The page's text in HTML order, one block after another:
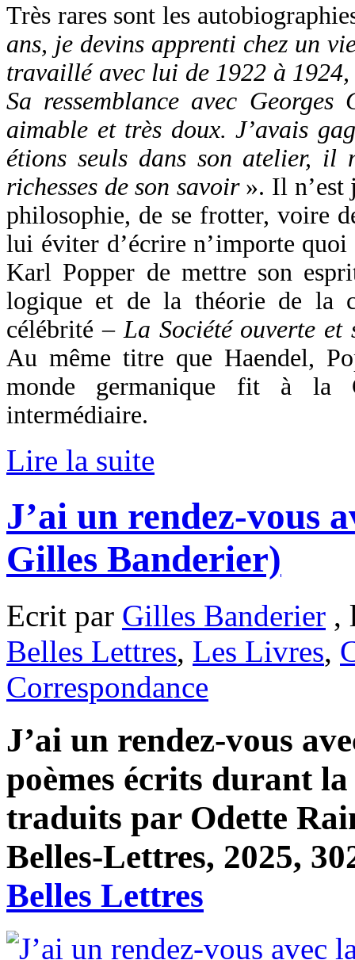
Très rares sont les
ans, je devins apprenti chez un
travaillé avec lui de 1922 à
Sa ressemblance avec
aimable et très doux. J’avais
étions seuls dans son atelier, il
richesses de son savoir». Il n’est
philosophie, de se frotter, voire
lui éviter d’écrire n’importe quoi
Karl Popper de mettre son
logique et de la théorie de la
célébrité – La Société ouverte et
Au même titre que Haendel,
monde germanique fit à la
intermédiaire.
Lire la suite
J’ai un rendez-vous
Gilles Banderier)
Ecrit par Gilles Banderier ,
Belles Lettres, Les Livres,
Correspondance
J’ai un rendez-vous
poèmes écrits durant
traduits par Odette
Belles-Lettres, 2025,
Belles Lettres